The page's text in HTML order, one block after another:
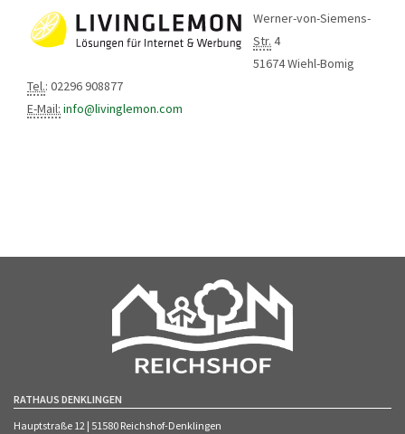
Werner-von-Siemens-
Str. 4
51674 Wiehl-Bomig
Tel.: 02296 908877
E-Mail: info@livinglemon.com
RATHAUS DENKLINGEN
Hauptstraße 12 | 51580 Reichshof-Denklingen